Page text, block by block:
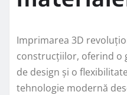
Imprimarea 3D
construcțiilor, oferind o
de design și o
tehnologie modernă